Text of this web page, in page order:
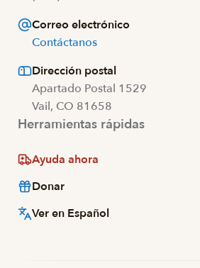
Correo electrónico
Contáctanos
Dirección postal
Apartado Postal 1529
Vail, CO 81658
Herramientas rápidas
Ayuda ahora
Donar
Ver en Español